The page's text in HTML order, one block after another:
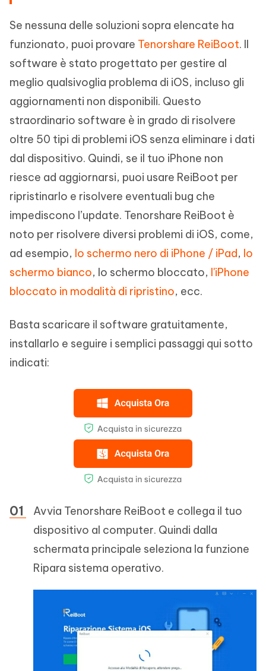
Se nessuna delle soluzioni sopra elencate ha
funzionato, puoi provare Tenorshare ReiBoot. Il
software è stato progettato per gestire al
meglio qualsivoglia problema di iOS, incluso gli
aggiornamenti non disponibili. Questo
straordinario software è in grado di risolvere
oltre 50 tipi di problemi iOS senza eliminare i dati
dal dispositivo. Quindi, se il tuo iPhone non
riesce ad aggiornarsi, puoi usare ReiBoot per
ripristinarlo e risolvere eventuali bug che
impediscono l’update. Tenorshare ReiBoot è
noto per risolvere diversi problemi di iOS, come,
ad esempio, lo schermo nero di iPhone / iPad, lo
schermo bianco, lo schermo bloccato, l'iPhone
bloccato in modalità di ripristino, ecc.
Basta scaricare il software gratuitamente,
installarlo e seguire i semplici passaggi qui sotto
indicati:
Avvia Tenorshare ReiBoot e collega il tuo
dispositivo al computer. Quindi dalla
schermata principale seleziona la funzione
Ripara sistema operativo.